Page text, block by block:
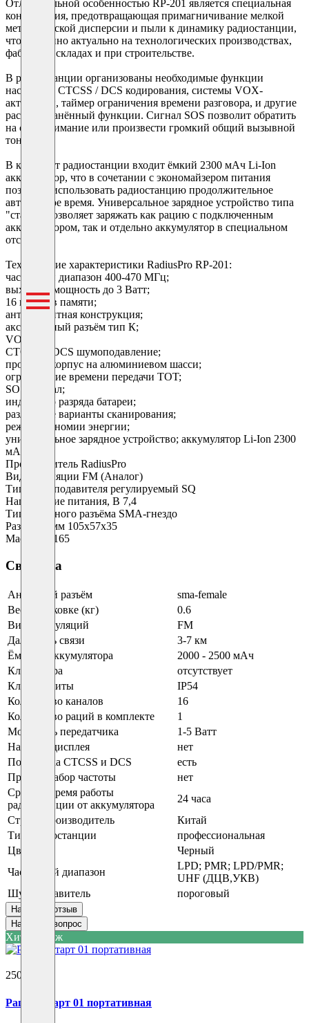
Отличительной особенностью RP-201 является специальная
конструкция, предотвращающая примагничивание мелкой
металлической дисперсии и пыли к динамику радиостанции,
что особенно актуально на технологических производствах,
фабриках, складах и при строительстве.
В радиостанции организованы необходимые функции
настройки CTCSS / DCS кодирования, системы VOX-
активации, таймер ограничения времени разговора, и другие
распространённый функции. Сигнал SOS позволит обратить
на себя внимание или произвести громкий общий вызывной
тон.
В комплект радиостанции входит ёмкий 2300 мАч Li-Ion
аккумулятор, что в сочетании с экономайзером питания
позволит использовать радиостанцию продолжительное
автономное время. Универсальное зарядное устройство типа
"стакан"позволяет заряжать как рацию с подключенным
аккумулятором, так и отдельно аккумулятор в специальном
отсеке.
Технические характеристики RadiusPro RP-201:
частотный диапазон 400-470 МГц;
выходная мощность до 3 Ватт;
16 каналов памяти;
антимагнитная конструкция;
аксессуарный разъём тип К;
VOX;
CTCSS и DCS шумоподавление;
прочный корпус на алюминиевом шасси;
ограничение времени передачи TOT;
SOS-сигнал;
индикатор разряда батареи;
различные варианты сканирования;
режим экономии энергии;
универсальное зарядное устройство; аккумулятор Li-Ion 2300
мАч.
Производитель RadiusPro
Вид модуляции FM (Аналог)
Тип шумоподавителя регулируемый SQ
Напряжение питания, В 7,4
Тип антенного разъёма SMA-гнездо
Размеры, мм 105х57х35
Масса, гр 165
Свойства
Антенный разъём
sma-female
Вес в упаковке (кг)
0.6
Виды модуляций
FM
Дальность связи
3-7 км
Ёмкость аккумулятора
2000 - 2500 мАч
Клавиатура
отсутствует
Класс защиты
IP54
Количество каналов
16
Количество раций в комплекте
1
Мощность передатчика
1-5 Ватт
Наличие дисплея
нет
Поддержка CTCSS и DCS
есть
Прямой набор частоты
нет
Среднее время работы
радиостанции от аккумулятора
24 часа
Страна производитель
Китай
Тип радиостанции
профессиональная
Цвет
Черный
Частотный диапазон
LPD; PMR; LPD/PMR;
UHF (ДЦВ,УКВ)
Шумоподавитель
пороговый
Написать отзыв
Написать вопрос
Хит продаж
2500 ₽
Рация Старт 01 портативная